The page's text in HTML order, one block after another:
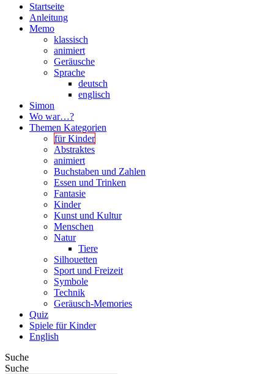
Startseite
Anleitung
Memo
klassisch
animiert
Geräusche
Sprache
deutsch
englisch
Simon
Wo war…?
Themen Kategorien
für Kinder
Abstraktes
animiert
Buchstaben und Zahlen
Essen und Trinken
Fantasie
Kinder
Kunst und Kultur
Menschen
Natur
Tiere
Silhouetten
Sport und Freizeit
Symbole
Technik
Geräusch-Memories
Quiz
Spiele für Kinder
English
Suche
Suche